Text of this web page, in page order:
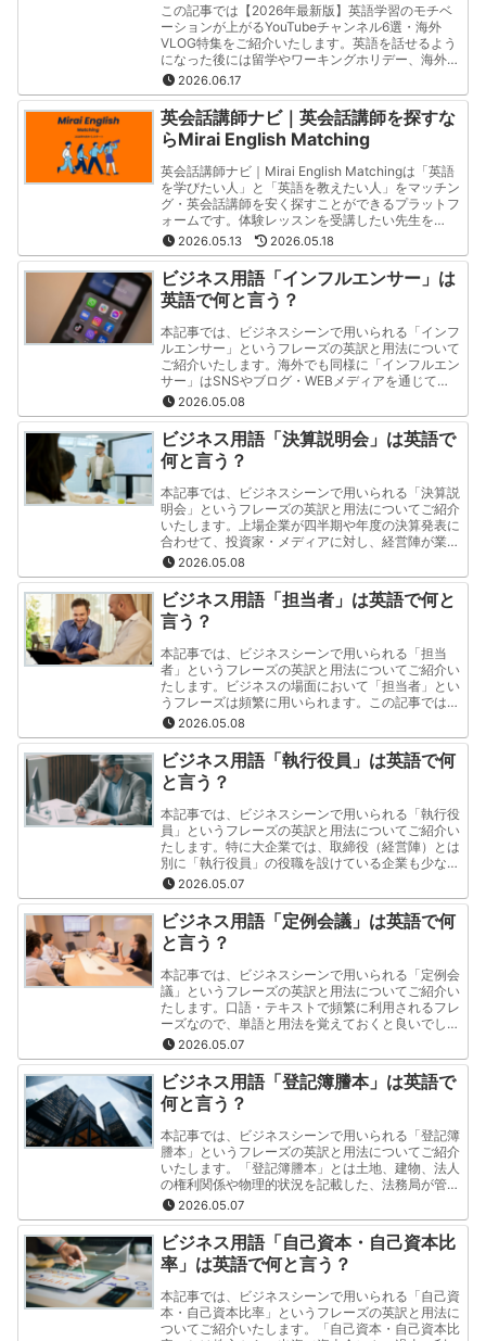
この記事では【2026年最新版】英語学習のモチベ
ーションが上がるYouTubeチャンネル6選・海外
VLOG特集をご紹介いたします。英語を話せるよう
になった後には留学やワーキングホリデー、海外就
職など様々な選択肢が広がります。特にこの記事で
は「海外Vlog」や「海外留学」「海外ワーホリ」を
投稿しているYouTubeチャンネルをご紹介いたしま
す。
2026.06.17
英会話講師ナビ｜英会話講師を探すな
らMirai English Matching
英会話講師ナビ｜Mirai English Matchingは「英語
を学びたい人」と「英語を教えたい人」をマッチン
グ・英会話講師を安く探すことができるプラットフ
ォームです。体験レッスンを受講したい先生を
「Mirai English 公式LINE」から問い合わせをお願
いいたします。先生一人当たりの連絡先は600円か
ら取得することができます。
2026.05.13 2026.05.18
ビジネス用語「インフルエンサー」は
英語で何と言う？
本記事では、ビジネスシーンで用いられる「インフ
ルエンサー」というフレーズの英訳と用法について
ご紹介いたします。海外でも同様に「インフルエン
サー」はSNSやブログ・WEBメディアを通じて
人々の購買行動に影響を与える人物として認識され
ています。この記事では「インフルエンサー」とい
うフレーズの英訳と用法を"分かりやすく・簡潔"に
ご紹介いたします。
2026.05.08
ビジネス用語「決算説明会」は英語で
何と言う？
本記事では、ビジネスシーンで用いられる「決算説
明会」というフレーズの英訳と用法についてご紹介
いたします。上場企業が四半期や年度の決算発表に
合わせて、投資家・メディアに対し、経営陣が業
績、成長戦略、見通しを直接説明する場のことを指
します。この記事では「決算説明会」というフレー
ズの英訳と用法を"分かりやすく・簡潔"にご紹介い
たします。
2026.05.08
ビジネス用語「担当者」は英語で何と
言う？
本記事では、ビジネスシーンで用いられる「担当
者」というフレーズの英訳と用法についてご紹介い
たします。ビジネスの場面において「担当者」とい
うフレーズは頻繁に用いられます。この記事では
「担当者」というフレーズの英訳と用法を"分かり
やすく・簡潔"にご紹介いたします。
2026.05.08
ビジネス用語「執行役員」は英語で何
と言う？
本記事では、ビジネスシーンで用いられる「執行役
員」というフレーズの英訳と用法についてご紹介い
たします。特に大企業では、取締役（経営陣）とは
別に「執行役員」の役職を設けている企業も少なく
ありません。この記事では「執行役員」というフレ
ーズの英訳と用法を"分かりやすく・簡潔"にご紹介
いたします。
2026.05.07
ビジネス用語「定例会議」は英語で何
と言う？
本記事では、ビジネスシーンで用いられる「定例会
議」というフレーズの英訳と用法についてご紹介い
たします。口語・テキストで頻繁に利用されるフレ
ーズなので、単語と用法を覚えておくと良いでしょ
う。この記事では「定例会議」というフレーズの英
訳と用法を"分かりやすく・簡潔"にご紹介いたしま
す。
2026.05.07
ビジネス用語「登記簿謄本」は英語で
何と言う？
本記事では、ビジネスシーンで用いられる「登記簿
謄本」というフレーズの英訳と用法についてご紹介
いたします。「登記簿謄本」とは土地、建物、法人
の権利関係や物理的状況を記載した、法務局が管理
する公的書類のことを指します。この記事では「登
記簿謄本」というフレーズの英訳と用法を"分かり
やすく・簡潔"にご紹介いたします。
2026.05.07
ビジネス用語「自己資本・自己資本比
率」は英語で何と言う？
本記事では、ビジネスシーンで用いられる「自己資
本・自己資本比率」というフレーズの英訳と用法に
ついてご紹介いたします。「自己資本・自己資本比